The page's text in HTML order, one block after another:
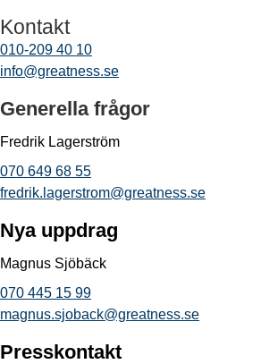
Kontakt
010-209 40 10
info@greatness.se
Generella frågor
Fredrik Lagerström
070 649 68 55
fredrik.lagerstrom@greatness.se
Nya uppdrag
Magnus Sjöbäck
070 445 15 99
magnus.sjoback@greatness.se
Presskontakt